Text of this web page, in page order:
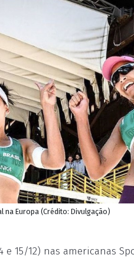
na Europa (Crédito: Divulgação)
e 15/12) nas americanas